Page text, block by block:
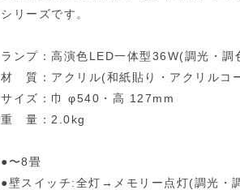
シリーズです。
ランプ：高演色LED一体型36W(調光・
材 質：アクリル(和紙貼り・アクリルコ
サイズ：巾 φ540・高 127mm
重 量：2.0kg
●〜8畳
●壁スイッチ:全灯→メモリー点灯(調光・